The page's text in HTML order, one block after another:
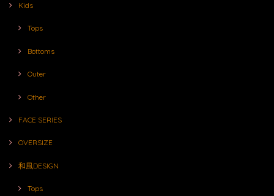
Kids
Tops
Bottoms
Outer
Other
FACE SERIES
OVERSIZE
和風DESIGN
Tops